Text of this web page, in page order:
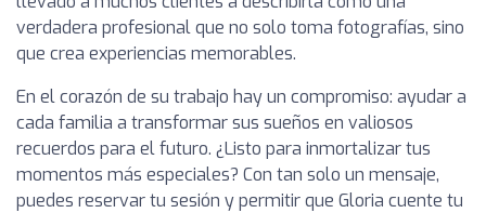
verdadera profesional que no solo toma fotografías, sino
que crea experiencias memorables.
En el corazón de su trabajo hay un compromiso: ayudar a
cada familia a transformar sus sueños en valiosos
recuerdos para el futuro. ¿Listo para inmortalizar tus
momentos más especiales? Con tan solo un mensaje,
puedes reservar tu sesión y permitir que Gloria cuente tu